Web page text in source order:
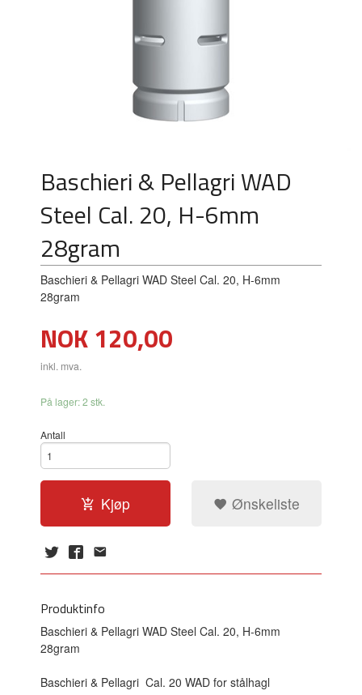
Baschieri & Pellagri WAD
Steel Cal. 20, H-6mm
28gram
Baschieri & Pellagri WAD Steel Cal. 20, H-6mm
28gram
Pris
NOK120,00
inkl. mva.
På lager: 2 stk.
Antall
Kjøp Ønskeliste
Produktinfo
Baschieri & Pellagri WAD Steel Cal. 20, H-6mm
28gram
Baschieri & Pellagri Cal. 20 WAD for stålhagl